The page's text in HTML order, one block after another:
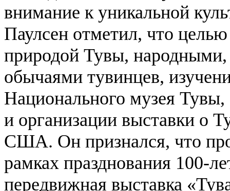
внимание к уникальной
Паулсен отметил, что
природой Тувы,
обычаями тувинцев,
Национального музея
и организации выставки о
США. Он признался, что
рамках празднования 100-
передвижная выставка